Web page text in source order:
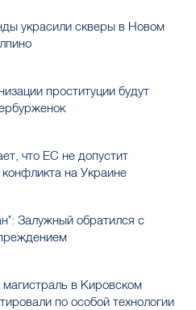
украсили скверы в Новом
проституции будут
что ЕС не допустит
на Украине
Залужный обратился с
в Кировском
по особой технологии